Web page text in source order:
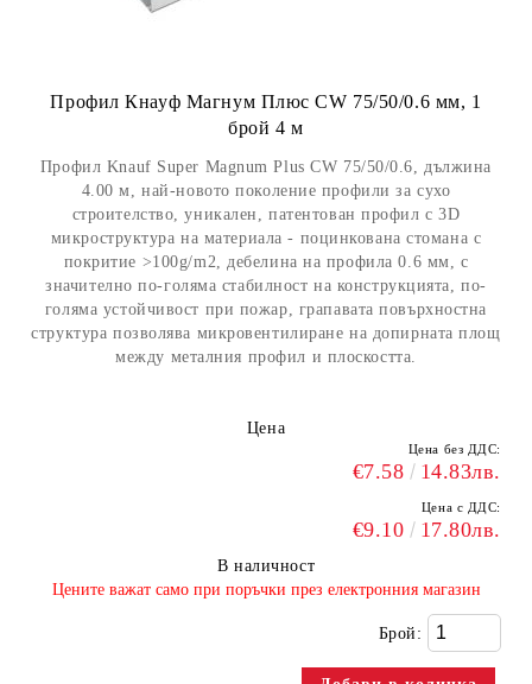
Профил Кнауф Магнум Плюс CW 75/50/0.6 мм, 1
брой 4 м
Профил Knauf Super Magnum Plus CW 75/50/0.6, дължина
4.00 м, най-новото поколение профили за сухо
строителство, уникален, патентован профил с 3D
микроструктура на материала - поцинкована стомана с
покритие >100g/m2, дебелина на профила 0.6 мм, с
значително по-голяма стабилност на конструкцията, по-
голяма устойчивост при пожар, грапавата повърхностна
структура позволява микровентилиране на допирната площ
между металния профил и плоскостта.
Цена
Цена без ДДС:
€7.58 14.83лв.
Цена с ДДС:
€9.10 17.80лв.
В наличност
​Цените важат само при поръчки през електронния магазин
Брой: